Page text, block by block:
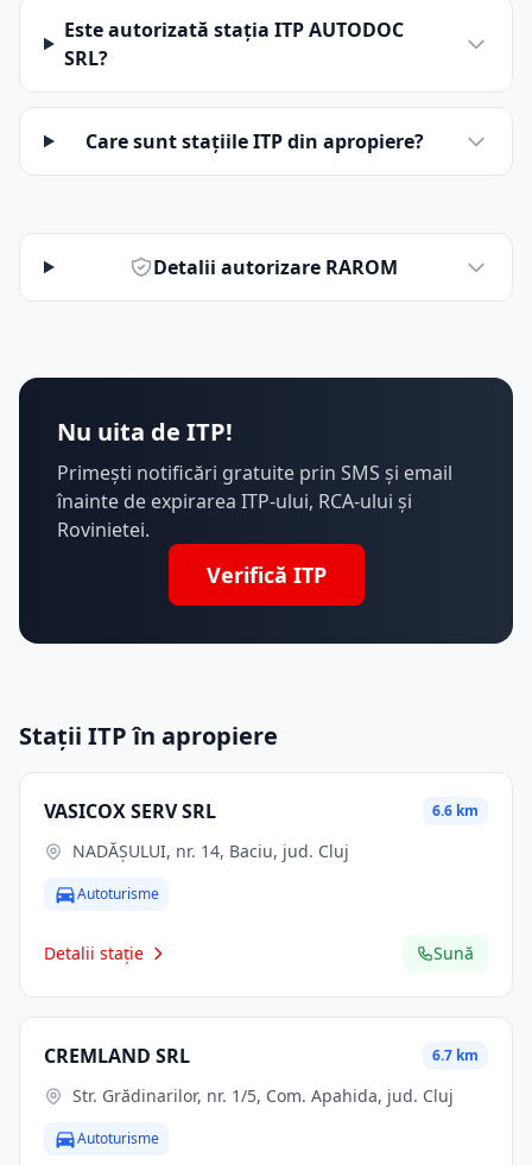
Este autorizată stația ITP AUTODOC
SRL?
Care sunt stațiile ITP din apropiere?
Detalii autorizare RAROM
Nu uita de ITP!
Primești notificări gratuite prin SMS și email
înainte de expirarea ITP-ului, RCA-ului și
Rovinietei.
Verifică ITP
Stații ITP în apropiere
VASICOX SERV SRL 6.6 km
NADĂȘULUI, nr. 14, Baciu, jud. Cluj
Autoturisme
Detalii stație Sună
CREMLAND SRL 6.7 km
Str. Grădinarilor, nr. 1/5, Com. Apahida, jud. Cluj
Autoturisme